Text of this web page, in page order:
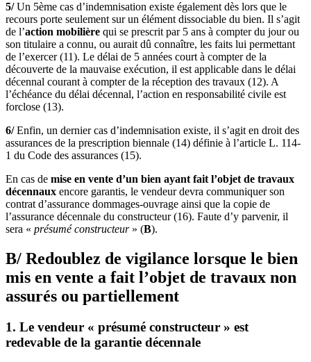
5/Un 5ème cas d’indemnisation existe également dès lors que le
recours porte seulement sur un élément dissociable du bien. Il s’agit
de l’action mobilière qui se prescrit par 5 ans à compter du jour ou
son titulaire a connu, ou aurait dû connaître, les faits lui permettant
de l’exercer (11). Le délai de 5 années court à compter de la
découverte de la mauvaise exécution, il est applicable dans le délai
décennal courant à compter de la réception des travaux (12). A
l’échéance du délai décennal, l’action en responsabilité civile est
forclose (13).
6/Enfin, un dernier cas d’indemnisation existe, il s’agit en droit des
assurances de la prescription biennale (14) définie à l’article L. 114-
1 du Code des assurances (15).
En cas de mise en vente d’un bien ayant fait l’objet de travaux
décennaux encore garantis, le vendeur devra communiquer son
contrat d’assurance dommages-ouvrage ainsi que la copie de
l’assurance décennale du constructeur (16). Faute d’y parvenir, il
sera « présumé constructeur » (B).
B/ Redoublez de vigilance lorsque le bien
mis en vente a fait l’objet de travaux non
assurés ou partiellement
1. Le vendeur « présumé constructeur » est
redevable de la garantie décennale